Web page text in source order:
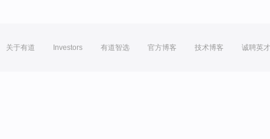
关于有道 Investors 有道智选 官方博客 技术博客 诚聘英才